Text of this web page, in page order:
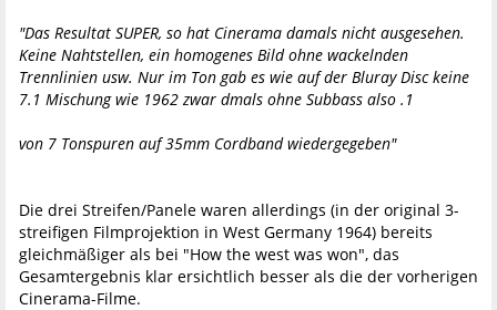
"Das Resultat SUPER, so hat Cinerama damals nicht ausgesehen.
Keine Nahtstellen, ein homogenes Bild ohne wackelnden
Trennlinien usw. Nur im Ton gab es wie auf der Bluray Disc keine
7.1 Mischung wie 1962 zwar dmals ohne Subbass also .1
von 7 Tonspuren auf 35mm Cordband wiedergegeben"
Die drei Streifen/Panele waren allerdings (in der original 3-
streifigen Filmprojektion in West Germany 1964) bereits
gleichmäßiger als bei "How the west was won", das
Gesamtergebnis klar ersichtlich besser als die der vorherigen
Cinerama-Filme.